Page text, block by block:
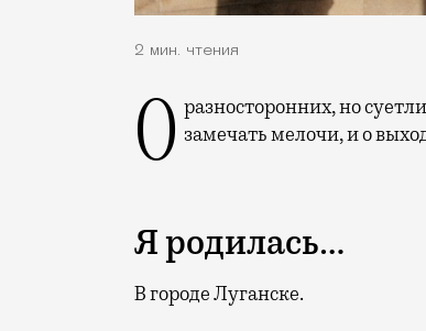
2 мин. чтения
О разносторонних, но суетливых жителях Москвы, которым темп жизни мешает замечать мелочи, и о
Я родилась…
В городе Луганске.